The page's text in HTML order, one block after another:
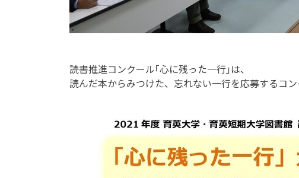
読書推進コンクール｢心に残った一行｣は、
読んだ本からみつけた、忘れない一行を応募するコン